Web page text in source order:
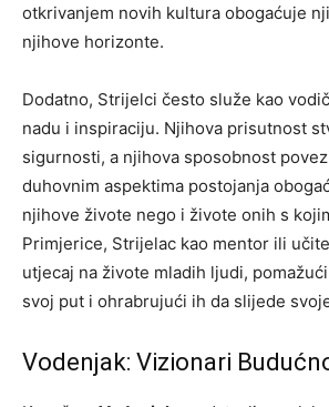
otkrivanjem novih kultura obogaćuje
njihove horizonte.
Dodatno, Strijelci često služe kao
nadu i inspiraciju. Njihova prisutnost
sigurnosti, a njihova sposobnost
duhovnim aspektima postojanja
njihove živote nego i živote onih s
Primjerice, Strijelac kao mentor ili
utjecaj na živote mladih ljudi,
svoj put i ohrabrujući ih da slijede
Vodenjak: Vizionari